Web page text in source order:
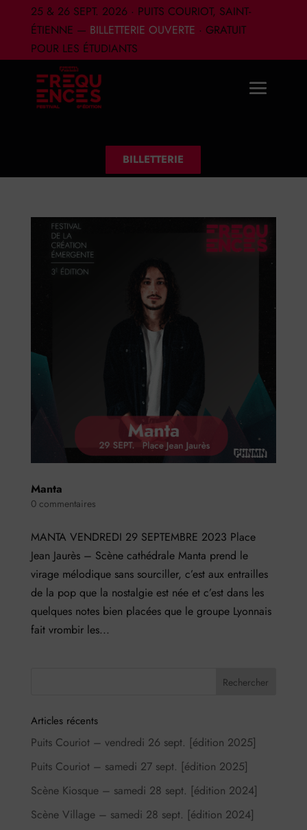
25 & 26 SEPT. 2026 · PUITS COURIOT, SAINT-
ÉTIENNE — BILLETTERIE OUVERTE · GRATUIT
POUR LES ÉTUDIANTS
BILLETTERIE
Manta
0 commentaires
MANTA VENDREDI 29 SEPTEMBRE 2023 Place
Jean Jaurès – Scène cathédrale Manta prend le
virage mélodique sans sourciller, c’est aux entrailles
de la pop que la nostalgie est née et c’est dans les
quelques notes bien placées que le groupe Lyonnais
fait vrombir les...
Articles récents
Puits Couriot – vendredi 26 sept. [édition 2025]
Puits Couriot – samedi 27 sept. [édition 2025]
Scène Kiosque – samedi 28 sept. [édition 2024]
Scène Village – samedi 28 sept. [édition 2024]